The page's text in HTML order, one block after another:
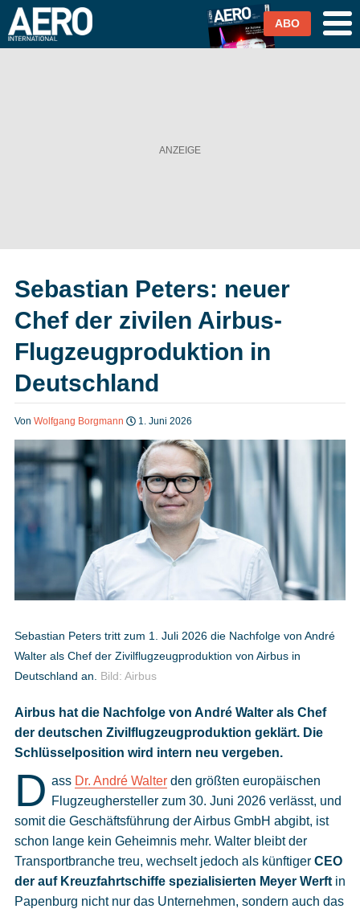
Magazin & Abo
Abo
Podcast
Impressum
Mediadaten
Cookies
ABO
Sebastian Peters: neuer
Chef der zivilen Airbus-
Flugzeugproduktion in
Deutschland
Von Wolfgang Borgmann 1. Juni 2026
Sebastian Peters tritt zum 1. Juli 2026 die Nachfolge von André
Walter als Chef der Zivilflugzeugproduktion von Airbus in
Deutschland an.
Bild: Airbus
Airbus hat die Nachfolge von André Walter als Chef
der deutschen Zivilflugzeugproduktion geklärt. Die
Schlüsselposition wird intern neu vergeben.
D ass Dr. André Walterden größten europäischen
Flugzeughersteller zum 30. Juni 2026 verlässt, und
somit die Geschäftsführung der Airbus GmbH abgibt, ist
schon lange kein Geheimnis mehr. Walter bleibt der
Transportbranche treu, wechselt jedoch als künftiger CEO
der auf Kreuzfahrtschiffe spezialisierten Meyer Werftin
Papenburg nicht nur das Unternehmen, sondern auch das